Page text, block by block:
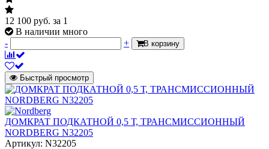
12 100 руб. за 1
В наличии много
-
+ В корзину
Быстрый просмотр
ДОМКРАТ ПОДКАТНОЙ 0,5 Т, ТРАНСМИССИОННЫЙ
NORDBERG N32205
Артикул: N32205